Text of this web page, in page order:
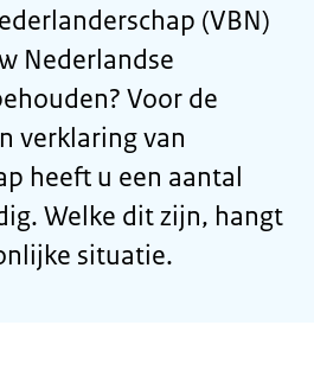
(VBN)
Nederlandse
Voor de
verklaring van
heeft u een aantal
Welke dit zijn, hangt
situatie.